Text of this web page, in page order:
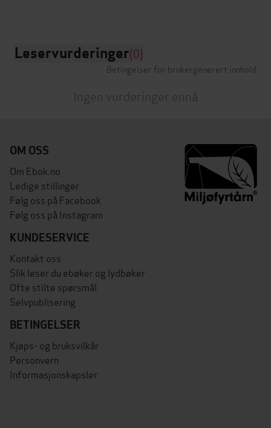
Leservurderinger(0)
Betingelser for brukergenerert innhold
Ingen vurderinger ennå
OM OSS
Om Ebok.no
Ledige stillinger
Følg oss på Facebook
Følg oss på Instagram
KUNDESERVICE
Kontakt oss
Slik leser du ebøker og lydbøker
Ofte stilte spørsmål
Selvpublisering
BETINGELSER
Kjøps- og bruksvilkår
Personvern
Informasjonskapsler